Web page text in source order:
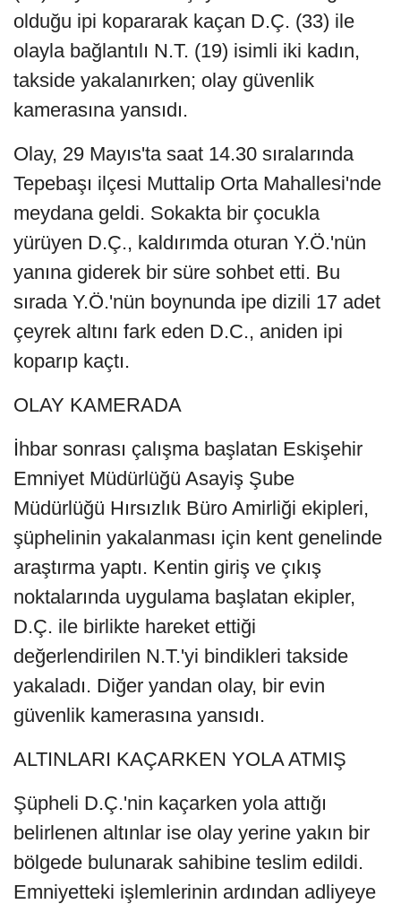
olduğu ipi kopararak kaçan D.Ç. (33) ile
olayla bağlantılı N.T. (19) isimli iki kadın,
takside yakalanırken; olay güvenlik
kamerasına yansıdı.
Olay, 29 Mayıs'ta saat 14.30 sıralarında
Tepebaşı ilçesi Muttalip Orta Mahallesi'nde
meydana geldi. Sokakta bir çocukla
yürüyen D.Ç., kaldırımda oturan Y.Ö.'nün
yanına giderek bir süre sohbet etti. Bu
sırada Y.Ö.'nün boynunda ipe dizili 17 adet
çeyrek altını fark eden D.C., aniden ipi
koparıp kaçtı.
OLAY KAMERADA
İhbar sonrası çalışma başlatan Eskişehir
Emniyet Müdürlüğü Asayiş Şube
Müdürlüğü Hırsızlık Büro Amirliği ekipleri,
şüphelinin yakalanması için kent genelinde
araştırma yaptı. Kentin giriş ve çıkış
noktalarında uygulama başlatan ekipler,
D.Ç. ile birlikte hareket ettiği
değerlendirilen N.T.'yi bindikleri takside
yakaladı. Diğer yandan olay, bir evin
güvenlik kamerasına yansıdı.
ALTINLARI KAÇARKEN YOLA ATMIŞ
Şüpheli D.Ç.'nin kaçarken yola attığı
belirlenen altınlar ise olay yerine yakın bir
bölgede bulunarak sahibine teslim edildi.
Emniyetteki işlemlerinin ardından adliyeye